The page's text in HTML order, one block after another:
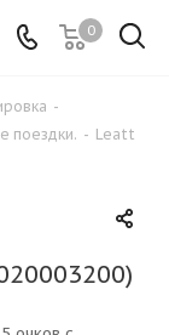
0
-
поездки. - Leatt